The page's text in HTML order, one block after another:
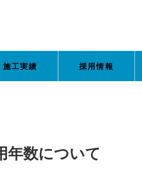
施工実績 採用情報
年数について